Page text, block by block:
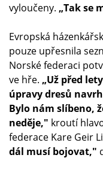
vyloučeny. „Tak se
Evropská
pouze upřesnila
Norské federaci
ve hře. „Už před
úpravy dresů
Bylo nám slíbeno,
neděje," kroutí
federace Kare Geir
dál musí bojovat,"